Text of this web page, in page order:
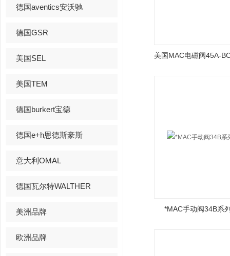
德国aventics安沃驰
德国GSR
美国SEL
美国TEM
德国burkert宝德
德国e+h恩德斯豪斯
意大利OMAL
德国瓦尔特WALTHER
美洲品牌
欧洲品牌
*MAC手动阀34B系